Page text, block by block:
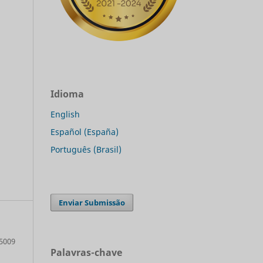
Idioma
English
Español (España)
Português (Brasil)
Enviar Submissão
Palavras-chave